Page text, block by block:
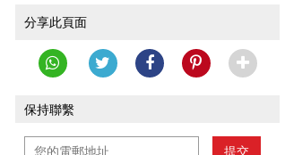
分享此頁面
保持聯繫
提交